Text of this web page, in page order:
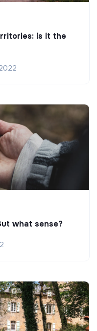
is it the
what sense?